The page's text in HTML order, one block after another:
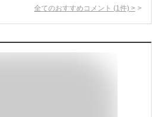
全てのおすすめコメント (1 件) >